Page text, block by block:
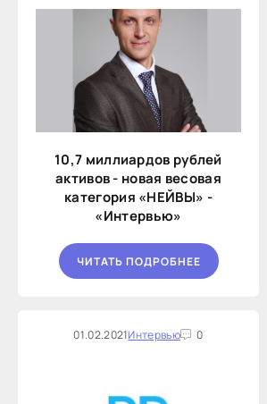
10,7 миллиардов рублей
активов - новая весовая
категория «НЕЙВЫ» -
«Интервью»
ЧИТАТЬ ПОДРОБНЕЕ
01.02.2021Интервью 0